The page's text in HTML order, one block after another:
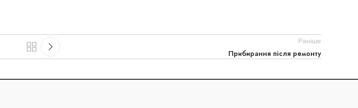
Раніше
Прибирання після ремонту